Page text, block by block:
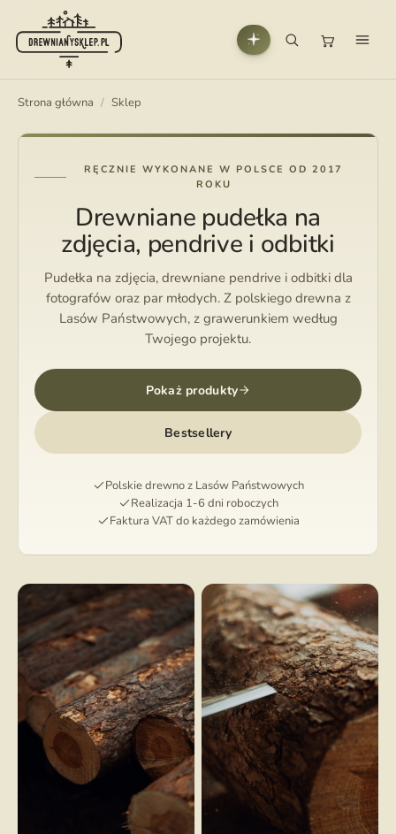
Strona główna / Sklep
RĘCZNIE WYKONANE W POLSCE OD 2017
ROKU
Drewniane pudełka na
zdjęcia, pendrive i odbitki
Pudełka na zdjęcia, drewniane pendrive i odbitki dla
fotografów oraz par młodych. Z polskiego drewna z
Lasów Państwowych, z grawerunkiem według
Twojego projektu.
Pokaż produkty
Bestsellery
Polskie drewno z Lasów Państwowych
Realizacja 1-6 dni roboczych
Faktura VAT do każdego zamówienia